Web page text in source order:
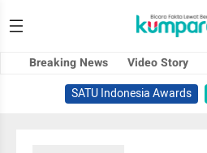
Breaking News Video Story
SATU Indonesia Awards